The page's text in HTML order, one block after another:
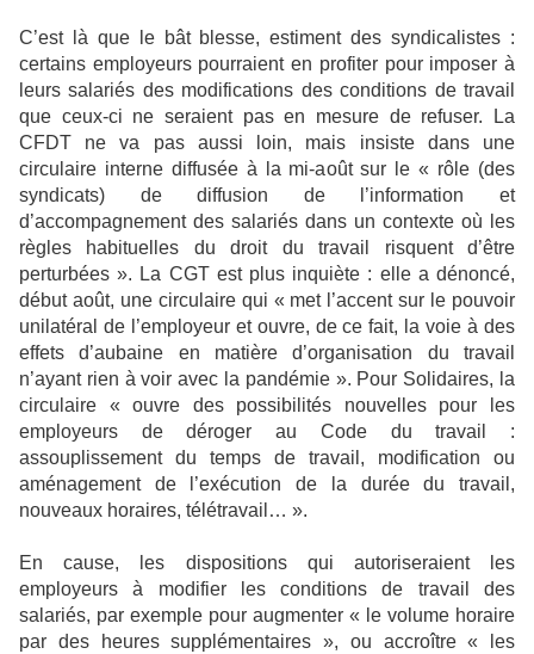
C’est là que le bât blesse, estiment des syndicalistes :
certains employeurs pourraient en profiter pour imposer à
leurs salariés des modifications des conditions de travail
que ceux-ci ne seraient pas en mesure de refuser. La
CFDT ne va pas aussi loin, mais insiste dans une
circulaire interne diffusée à la mi-août sur le « rôle (des
syndicats) de diffusion de l’information et
d’accompagnement des salariés dans un contexte où les
règles habituelles du droit du travail risquent d’être
perturbées ». La CGT est plus inquiète : elle a dénoncé,
début août, une circulaire qui « met l’accent sur le pouvoir
unilatéral de l’employeur et ouvre, de ce fait, la voie à des
effets d’aubaine en matière d’organisation du travail
n’ayant rien à voir avec la pandémie ». Pour Solidaires, la
circulaire « ouvre des possibilités nouvelles pour les
employeurs de déroger au Code du travail :
assouplissement du temps de travail, modification ou
aménagement de l’exécution de la durée du travail,
nouveaux horaires, télétravail… ».
En cause, les dispositions qui autoriseraient les
employeurs à modifier les conditions de travail des
salariés, par exemple pour augmenter « le volume horaire
par des heures supplémentaires », ou accroître « les